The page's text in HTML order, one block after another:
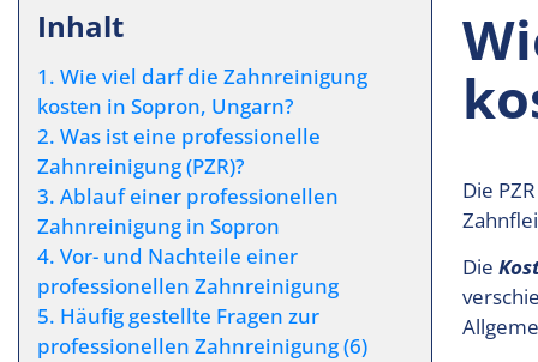
Inhalt
1. Wie viel darf die Zahnreinigung
kosten in Sopron, Ungarn?
2. Was ist eine professionelle
Zahnreinigung (PZR)?
3. Ablauf einer professionellen
Zahnreinigung in Sopron
4. Vor- und Nachteile einer
professionellen Zahnreinigung
5. Häufig gestellte Fragen zur
professionellen Zahnreinigung (6)
Die
Die